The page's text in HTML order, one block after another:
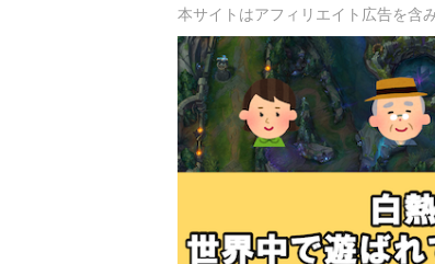
本サイトはアフィリエイト広告を含み